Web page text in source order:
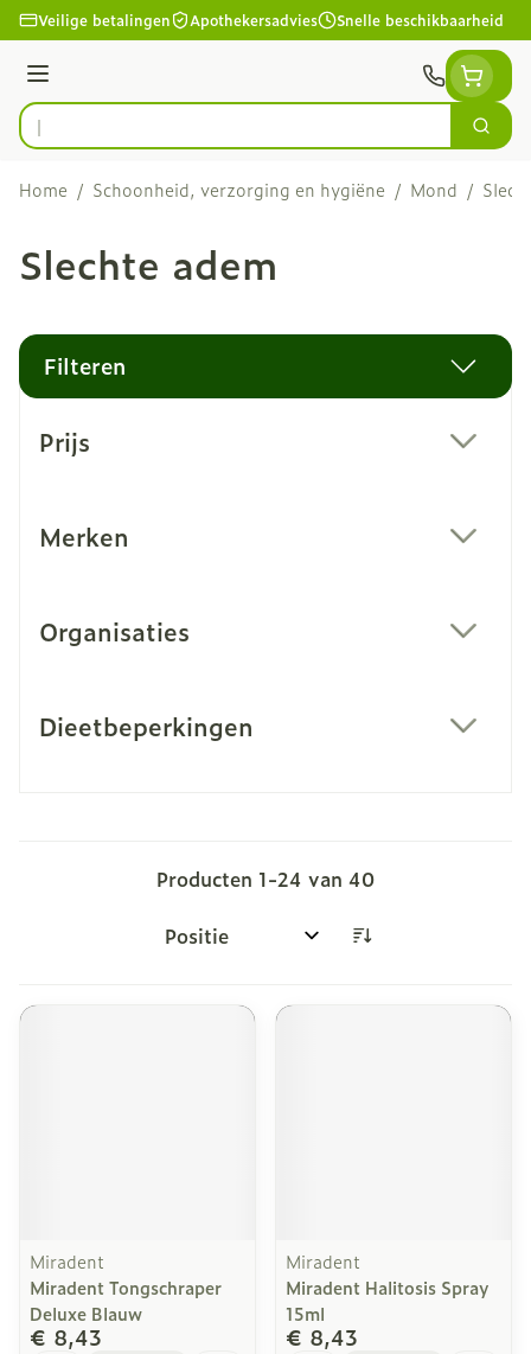
Ga naar de inhoud
Veilige betalingen Apothekersadvies Snelle beschikbaarheid
Menu
Product, merk, categorie...
Zoek
Home / Schoonheid, verzorging en hygiëne / Mond /
Slechte adem
Filteren
Prijs
Merken
Organisaties
Dieetbeperkingen
Producten 1-24 van 40
Sorteer op:
Miradent
Miradent Tongschraper
Deluxe Blauw
€ 8,43
Miradent
Miradent Halitosis Spray
15ml
€ 8,43